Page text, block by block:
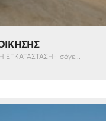
ΕΓΚΑΤΑΣΤΑΣΗ- Ισόγε...